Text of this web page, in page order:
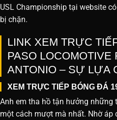
USL Championship tại website
bị chặn.
LINK XEM TRỰC
PASO LOCOMOTIVE
ANTONIO – SỰ LỰA
XEM TRỰC TIẾP BÓNG ĐÁ
Anh em tha hồ tận hưởng
một cách mượt mà nhất. Nhờ áp